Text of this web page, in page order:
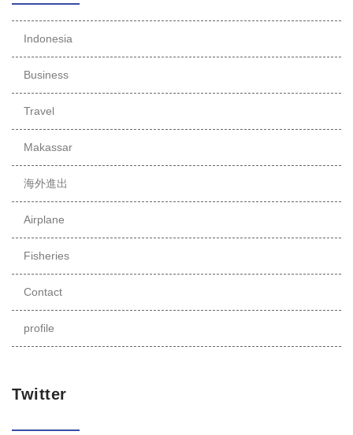
Indonesia
Business
Travel
Makassar
海外進出
Airplane
Fisheries
Contact
profile
Twitter